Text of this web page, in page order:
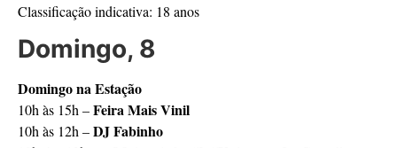
Classificação indicativa: 18 anos
Domingo, 8
Domingo na Estação
10h às 15h –Feira Mais Vinil
10h às 12h –DJ Fabinho